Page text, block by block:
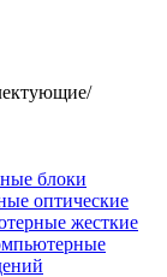
/
блоки
оптические
жесткие